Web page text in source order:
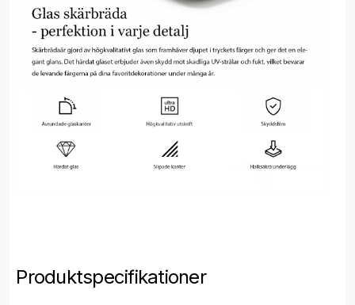
Produktspecifikationer